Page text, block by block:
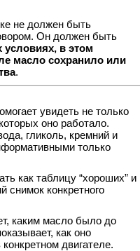
не должен быть
Он должен быть
условиях, в этом
масло сохранило или
.
увидеть не только
оно работало.
гликоль, кремний и
только
как таблицу “хороших” и
снимок конкретного
каким масло было до
как оно
двигателе.